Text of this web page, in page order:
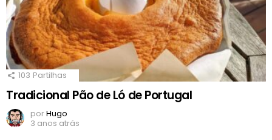
103 Partilhas
Tradicional Pão de Ló de Portugal
porHugo
3 anos atrás